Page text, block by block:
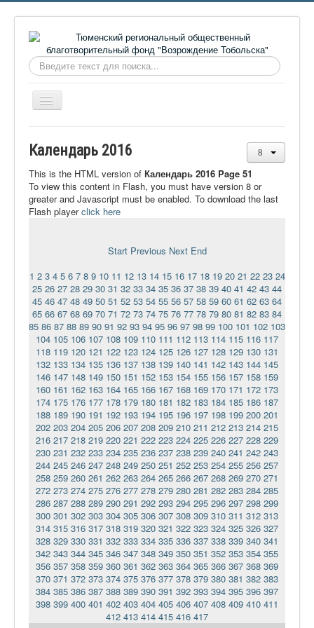
Искать...
Включить/
выключить
О фонде
Онлайн библиотека
Видеоматериалы
Сайт проекта Достоевский
Ермаковополе.рф
Календарь 2016
This is the HTML version of Календарь 2016 Page 51
To view this content in Flash, you must have version 8 or
greater and Javascript must be enabled. To download the last
Flash playerclick here
Start Previous Next End
1 2 3 4 5 6 7 8 9 10 11 12 13 14 15 16 17 18 19 20 21 22 23 24
25 26 27 28 29 30 31 32 33 34 35 36 37 38 39 40 41 42 43 44
45 46 47 48 49 50 51 52 53 54 55 56 57 58 59 60 61 62 63 64
65 66 67 68 69 70 71 72 73 74 75 76 77 78 79 80 81 82 83 84
85 86 87 88 89 90 91 92 93 94 95 96 97 98 99 100 101 102 103
104 105 106 107 108 109 110 111 112 113 114 115 116 117
118 119 120 121 122 123 124 125 126 127 128 129 130 131
132 133 134 135 136 137 138 139 140 141 142 143 144 145
146 147 148 149 150 151 152 153 154 155 156 157 158 159
160 161 162 163 164 165 166 167 168 169 170 171 172 173
174 175 176 177 178 179 180 181 182 183 184 185 186 187
188 189 190 191 192 193 194 195 196 197 198 199 200 201
202 203 204 205 206 207 208 209 210 211 212 213 214 215
216 217 218 219 220 221 222 223 224 225 226 227 228 229
230 231 232 233 234 235 236 237 238 239 240 241 242 243
244 245 246 247 248 249 250 251 252 253 254 255 256 257
258 259 260 261 262 263 264 265 266 267 268 269 270 271
272 273 274 275 276 277 278 279 280 281 282 283 284 285
286 287 288 289 290 291 292 293 294 295 296 297 298 299
300 301 302 303 304 305 306 307 308 309 310 311 312 313
314 315 316 317 318 319 320 321 322 323 324 325 326 327
328 329 330 331 332 333 334 335 336 337 338 339 340 341
342 343 344 345 346 347 348 349 350 351 352 353 354 355
356 357 358 359 360 361 362 363 364 365 366 367 368 369
370 371 372 373 374 375 376 377 378 379 380 381 382 383
384 385 386 387 388 389 390 391 392 393 394 395 396 397
398 399 400 401 402 403 404 405 406 407 408 409 410 411
412 413 414 415 416 417